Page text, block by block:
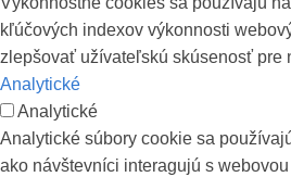
kľúčových indexov výkonnosti
zlepšovať užívateľskú skúsenosť pre
Analytické
Analytické
Analytické súbory cookie sa
ako návštevníci interagujú s